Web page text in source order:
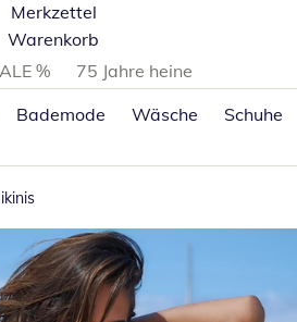
Merkzettel
Warenkorb
%
75 Jahre heine
Bademode Wäsche Schuhe